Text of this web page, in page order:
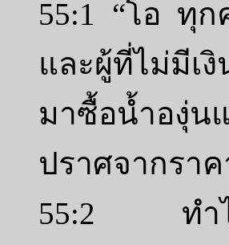
55:1 “โอ ทุก
และผู้ที่ไม่มีเ
มาซื้อน้ำองุ่
ปราศจากราค
55:2 ทำไมพ